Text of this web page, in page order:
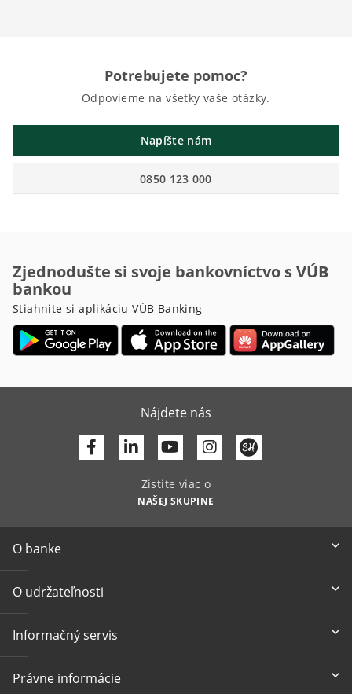
Potrebujete pomoc?
Odpovieme na všetky vaše otázky.
Napíšte nám
0850 123 000
Zjednodušte si svoje bankovníctvo s VÚB
bankou
Stiahnite si aplikáciu VÚB Banking
Nájdete nás
Facebook
LinkedinYoutube
Zistite viac o
NAŠEJ SKUPINE
O banke
O udržateľnosti
Informačný servis
Právne informácie